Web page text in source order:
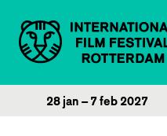
28 jan – 7 feb 2027